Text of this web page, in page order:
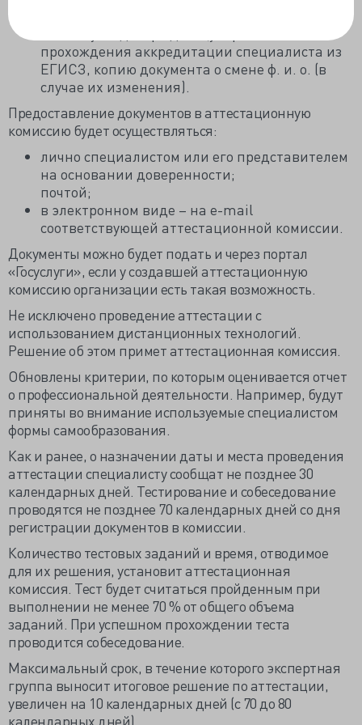
прохождения аккредитации специалиста из
ЕГИСЗ, копию документа о смене ф. и. о. (в
случае их изменения).
Предоставление документов в аттестационную
комиссию будет осуществляться:
лично специалистом или его представителем
на основании доверенности;
почтой;
в электронном виде – на e-mail
соответствующей аттестационной комиссии.
Документы можно будет подать и через портал
«Госуслуги», если у создавшей аттестационную
комиссию организации есть такая возможность.
Не исключено проведение аттестации с
использованием дистанционных технологий.
Решение об этом примет аттестационная комиссия.
Обновлены критерии, по которым оценивается отчет
о профессиональной деятельности. Например, будут
приняты во внимание используемые специалистом
формы самообразования.
Как и ранее, о назначении даты и места проведения
аттестации специалисту сообщат не позднее 30
календарных дней. Тестирование и собеседование
проводятся не позднее 70 календарных дней со дня
регистрации документов в комиссии.
Количество тестовых заданий и время, отводимое
для их решения, установит аттестационная
комиссия. Тест будет считаться пройденным при
выполнении не менее 70 % от общего объема
заданий. При успешном прохождении теста
проводится собеседование.
Максимальный срок, в течение которого экспертная
группа выносит итоговое решение по аттестации,
увеличен на 10 календарных дней (с 70 до 80
календарных дней).